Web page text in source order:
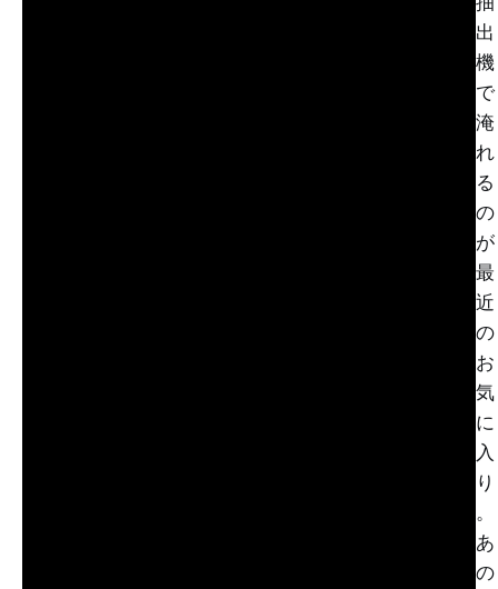
出
機
で
淹
れ
る
の
が
最
近
の
お
気
に
入
り
。
あ
の